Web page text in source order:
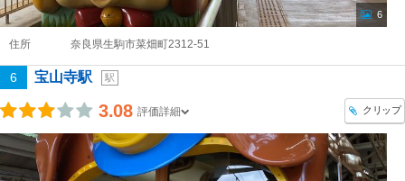
6
住所 奈良県生駒市菜畑町2312-51
6 宝山寺駅 駅
3.08 評価詳細 クリップ